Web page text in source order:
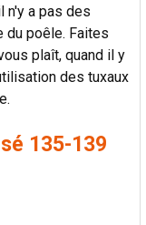
n'y a pas des
du poêle. Faites
plaît, quand il y
des tuxaux
135-139